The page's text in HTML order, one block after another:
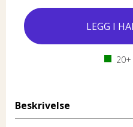
20+
Beskrivelse